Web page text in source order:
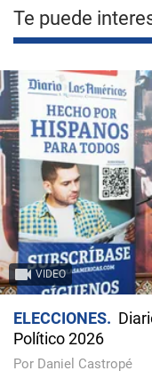
Te puede
VIDEO
ELECCIONES
Político 2026
Por Daniel Castropé